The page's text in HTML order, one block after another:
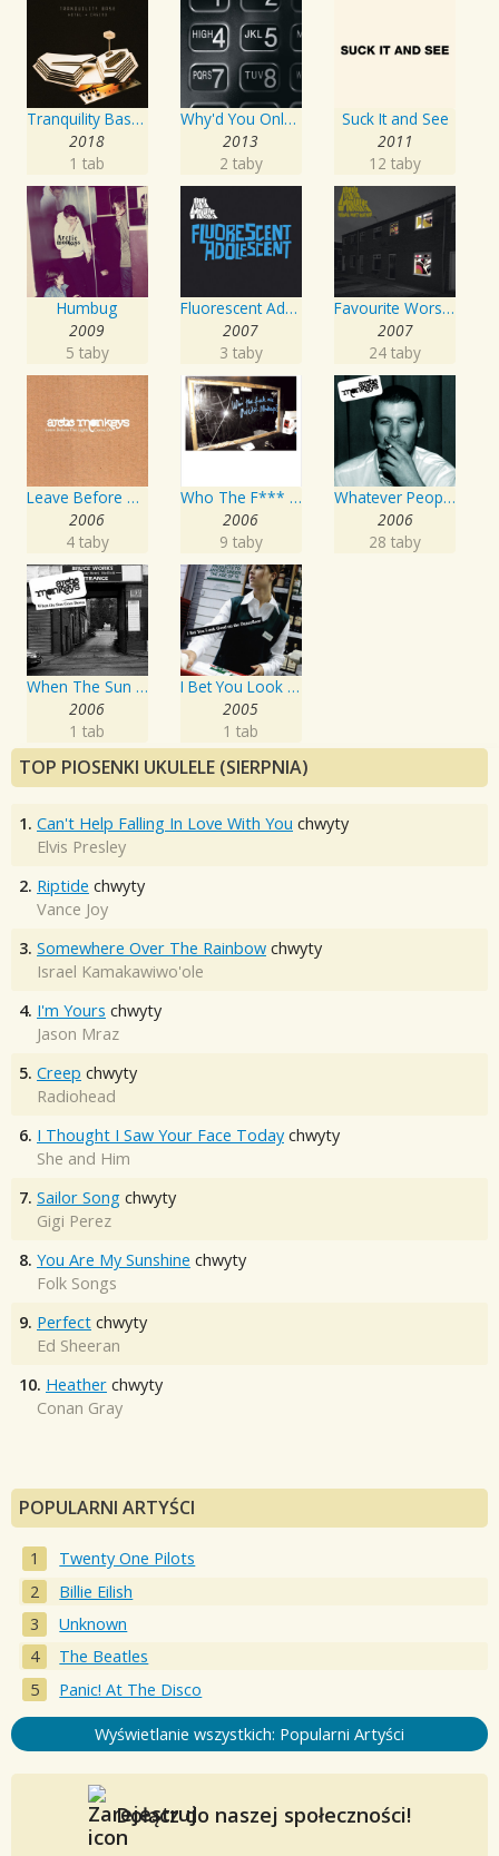
Tranquility Base Hotel & Casino
2018
1 tab
Why'd You Only Call Me When You're High?
2013
2 taby
Suck It and See
2011
12 taby
Humbug
2009
5 taby
Fluorescent Adolescent
2007
3 taby
Favourite Worst Nightmare
2007
24 taby
Leave Before The Lights Come On
2006
4 taby
Who The F*** Are Arctic Monkeys?
2006
9 taby
Whatever People Say I Am, That's What I'm Not
2006
28 taby
When The Sun Goes Down
2006
1 tab
I Bet You Look Good On The Dance Floor
2005
1 tab
TOP PIOSENKI UKULELE (SIERPNIA)
1. Can't Help Falling In Love With You chwyty
Elvis Presley
2. Riptide chwyty
Vance Joy
3. Somewhere Over The Rainbow chwyty
Israel Kamakawiwo'ole
4. I'm Yours chwyty
Jason Mraz
5. Creep chwyty
Radiohead
6. I Thought I Saw Your Face Today chwyty
She and Him
7. Sailor Song chwyty
Gigi Perez
8. You Are My Sunshine chwyty
Folk Songs
9. Perfect chwyty
Ed Sheeran
10. Heather chwyty
Conan Gray
POPULARNI ARTYŚCI
Twenty One Pilots
Billie Eilish
Unknown
The Beatles
Panic! At The Disco
Wyświetlanie wszystkich: Popularni Artyści
Dołącz do naszej społeczności!